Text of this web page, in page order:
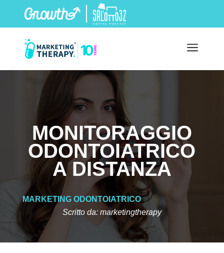
a
MONITORAGGIO
ODONTOIATRICO
A DISTANZA
MARKETING ODONTOIATRICO
Scritto da: marketingtherapy